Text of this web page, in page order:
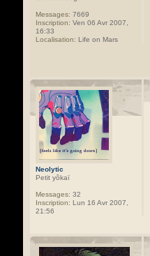
Messages: 7669
Inscription: Ven 06 Avr 2007,
16:33
Localisation: Life on Mars
Neolytic
Petit yôkaï
Messages: 32
Inscription: Lun 16 Avr 2007,
21:56